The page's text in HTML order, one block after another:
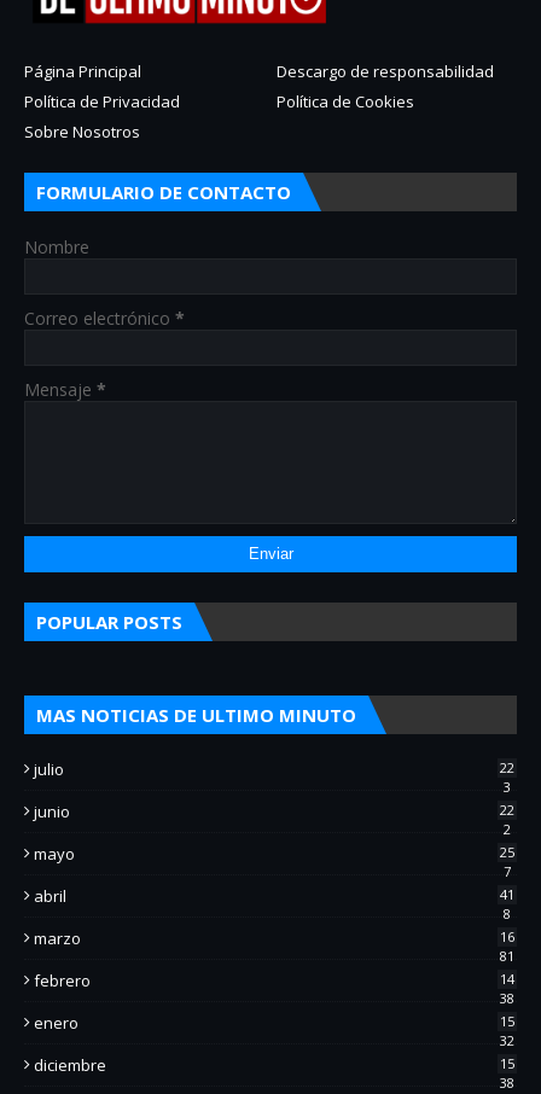
Página Principal
Descargo de responsabilidad
Política de Privacidad
Política de Cookies
Sobre Nosotros
FORMULARIO DE CONTACTO
Nombre
Correo electrónico *
Mensaje *
POPULAR POSTS
MAS NOTICIAS DE ULTIMO MINUTO
julio
22
3
junio
22
2
mayo
25
7
abril
41
8
marzo
16
81
febrero
14
38
enero
15
32
diciembre
15
38